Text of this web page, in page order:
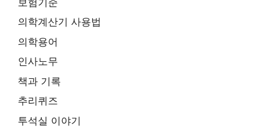
의학계산기 사용법
의학용어
인사노무
책과 기록
추리퀴즈
투석실 이야기